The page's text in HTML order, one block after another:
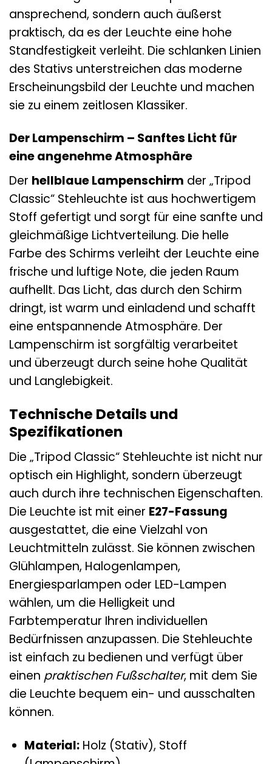
ansprechend, sondern auch äußerst
praktisch, da es der Leuchte eine hohe
Standfestigkeit verleiht. Die schlanken Linien
des Stativs unterstreichen das moderne
Erscheinungsbild der Leuchte und machen
sie zu einem zeitlosen Klassiker.
Der Lampenschirm – Sanftes Licht für
eine angenehme Atmosphäre
Der hellblaue Lampenschirm der „Tripod
Classic“ Stehleuchte ist aus hochwertigem
Stoff gefertigt und sorgt für eine sanfte und
gleichmäßige Lichtverteilung. Die helle
Farbe des Schirms verleiht der Leuchte eine
frische und luftige Note, die jeden Raum
aufhellt. Das Licht, das durch den Schirm
dringt, ist warm und einladend und schafft
eine entspannende Atmosphäre. Der
Lampenschirm ist sorgfältig verarbeitet
und überzeugt durch seine hohe Qualität
und Langlebigkeit.
Technische Details und
Spezifikationen
Die „Tripod Classic“ Stehleuchte ist nicht nur
optisch ein Highlight, sondern überzeugt
auch durch ihre technischen Eigenschaften.
Die Leuchte ist mit einer E27-Fassung
ausgestattet, die eine Vielzahl von
Leuchtmitteln zulässt. Sie können zwischen
Glühlampen, Halogenlampen,
Energiesparlampen oder LED-Lampen
wählen, um die Helligkeit und
Farbtemperatur Ihren individuellen
Bedürfnissen anzupassen. Die Stehleuchte
ist einfach zu bedienen und verfügt über
einen praktischen Fußschalter, mit dem Sie
die Leuchte bequem ein- und ausschalten
können.
Material:Holz (Stativ), Stoff